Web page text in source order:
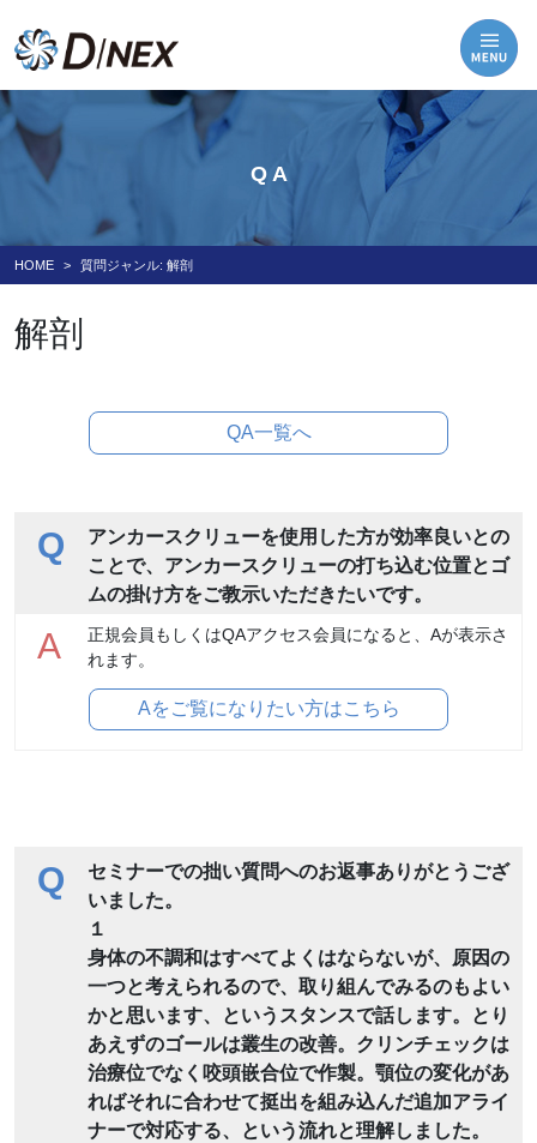
Q A
HOME 質問ジャンル: 解剖
解剖
QA一覧へ
Q
アンカースクリューを使用した方が効率良いとの
ことで、アンカースクリューの打ち込む位置とゴ
ムの掛け方をご教示いただきたいです。
A
正規会員もしくはQAアクセス会員になると、Aが表示さ
れます。
Aをご覧になりたい方はこちら
Q
セミナーでの拙い質問へのお返事ありがとうござ
いました。
１
身体の不調和はすべてよくはならないが、原因の
一つと考えられるので、取り組んでみるのもよい
かと思います、というスタンスで話します。とり
あえずのゴールは叢生の改善。クリンチェックは
治療位でなく咬頭嵌合位で作製。顎位の変化があ
ればそれに合わせて挺出を組み込んだ追加アライ
ナーで対応する、という流れと理解しました。